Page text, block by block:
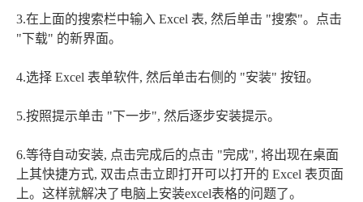
3.在上面的搜索栏中输入 Excel 表, 然后单击 "搜索"。点击
"下载" 的新界面。
4.选择 Excel 表单软件, 然后单击右侧的 "安装" 按钮。
5.按照提示单击 "下一步", 然后逐步安装提示。
6.等待自动安装, 点击完成后的点击 "完成", 将出现在桌面
上其快捷方式, 双击点击立即打开可以打开的 Excel 表页面
上。这样就解决了电脑上安装excel表格的问题了。